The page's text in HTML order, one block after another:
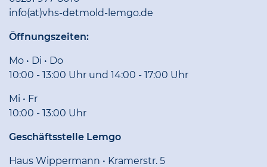
info(at)vhs-detmold-lemgo.de
Öffnungszeiten:
Mo • Di • Do
10:00 - 13:00 Uhr und 14:00 - 17:00 Uhr
Mi • Fr
10:00 - 13:00 Uhr
Geschäftsstelle Lemgo
Haus Wippermann • Kramerstr. 5